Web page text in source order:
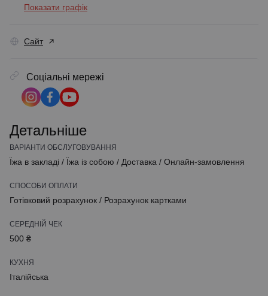
Показати графік
Сайт
Соціальні мережі
Детальніше
ВАРІАНТИ ОБСЛУГОВУВАННЯ
Їжа в закладі / Їжа із собою / Доставка / Онлайн-замовлення
СПОСОБИ ОПЛАТИ
Готівковий розрахунок / Розрахунок картками
СЕРЕДНІЙ ЧЕК
500 ₴
КУХНЯ
Італійська